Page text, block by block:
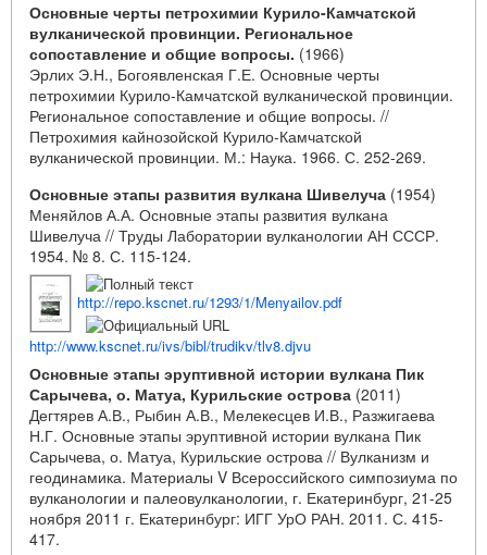
Основные черты петрохимии Курило-Камчатской
вулканической провинции. Региональное
сопоставление и общие вопросы. (1966)
Эрлих Э.Н., Богоявленская Г.Е. Основные черты
петрохимии Курило-Камчатской вулканической провинции.
Региональное сопоставление и общие вопросы. //
Петрохимия кайнозойской Курило-Камчатской
вулканической провинции. М.: Наука. 1966. С. 252-269.
Основные этапы развития вулкана Шивелуча (1954)
Меняйлов А.А. Основные этапы развития вулкана
Шивелуча // Труды Лаборатории вулканологии АН СССР.
1954. № 8. С. 115-124.
http://repo.kscnet.ru/1293/1/Menyailov.pdf
http://www.kscnet.ru/ivs/bibl/trudikv/tlv8.djvu
Основные этапы эруптивной истории вулкана Пик
Сарычева, о. Матуа, Курильские острова (2011)
Дегтярев А.В., Рыбин А.В., Мелекесцев И.В., Разжигаева
Н.Г. Основные этапы эруптивной истории вулкана Пик
Сарычева, о. Матуа, Курильские острова // Вулканизм и
геодинамика. Материалы V Всероссийского симпозиума по
вулканологии и палеовулканологии, г. Екатеринбург, 21-25
ноября 2011 г. Екатеринбург: ИГГ УрО РАН. 2011. С. 415-
417.